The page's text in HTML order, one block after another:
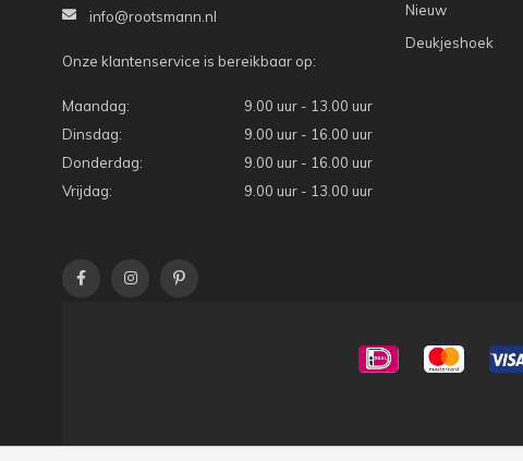
info@rootsmann.nl
Onze klantenservice is bereikbaar op:
Maandag:
9.00 uur - 13.00 uur
Dinsdag:
9.00 uur - 16.00 uur
Donderdag:
9.00 uur - 16.00 uur
Vrijdag:
9.00 uur - 13.00 uur
Nieuw
Deukjeshoek